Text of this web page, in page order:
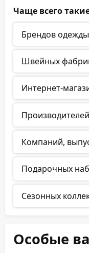
Чаще всего
Брендов
Швейных
Интернет-
Компаний,
Подарочных
Сезонных
Особые